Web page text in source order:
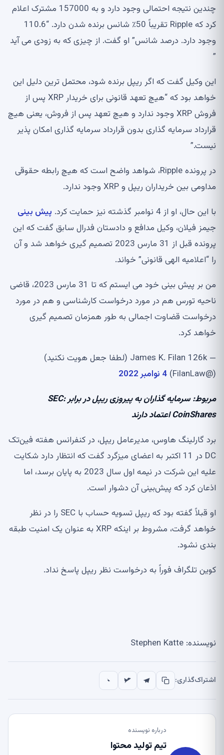
چندین نتیجه احتمالی وجود دارد و به 157000 مشترک اعلام
کرد که Ripple تقریباً 50٪ شانس برنده شدن دارد. “110.6
وجود دارد. درصد شانس” او گفت. از چیزی که به زودی می آید
”
این وکیل گفت که اگر ریپل برنده شود، محتمل ترین دلیل این
خواهد بود که “هیچ تعهد قانونی برای خریدار XRP پس از
فروش XRP وجود ندارد و هیچ تعهد پس از فروش، یعنی هیچ
قرارداد سرمایه گذاری بدون قرارداد سرمایه گذاری امکان پذیر
نیست.”
در پرونده Ripple، شواهد واضح است که هیچ رابطه حقوقی
مداومی بین خریداران ریپل و XRP وجود ندارد.
با این حال، او از 4 نوامبر گذشته نیز حمایت کرد.
پیش بینی
جیمز فیلان، وکیل مدافع و دادستان فدرال سابق گفت که این
پرونده قبل از 31 مارس 2023 تصمیم گیری خواهد شد و آن
را “اعلامیه الهی قانونی” خواند.
من بر پیش بینی خود می ایستم که تا 31 مارس 2023، قاضی
ناحیه تورس هم در مورد درخواست کارشناسی و هم در مورد
درخواست قضاوت اجمالی به طور همزمان تصمیم گیری
خواهد کرد.
— James K. Filan 126k (لطفا جعل هویت نکنید)
(@FilanLaw)
4 نوامبر 2022
مربوط:
سرمایه گذاران به پیروزی ریپل در برابر SEC:
CoinShares اعتماد دارند
برد گارلینگ هاوس، مدیرعامل ریپل، در کنفرانس هفته فین‌تک
DC در 11 اکتبر به اعضای میزگرد گفت که انتظار دارد شکایت
علیه این شرکت در نیمه اول سال 2023 به پایان برسد، اما
اذعان کرد که پیش‌بینی آن دشوار است.
او قبلاً گفته بود که ریپل تسویه حساب با SEC را در نظر
خواهد گرفت، مشروط بر اینکه XRP به عنوان یک امنیت طبقه
بندی نشود.
کوین تلگراف فوراً به درخواست نظر ریپل پاسخ نداد.
نویسنده: Stephen Katte
اشتراک‌گذاری:
درباره نویسنده
تیم تولید محتوا